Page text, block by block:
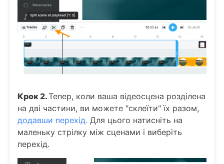
Крок 2.Тепер, коли ваша відеосцена розділена
на дві частини, ви можете "склеїти" їх разом,
додавши перехід. Для цього натисніть на
маленьку стрілку між сценами і виберіть
перехід.